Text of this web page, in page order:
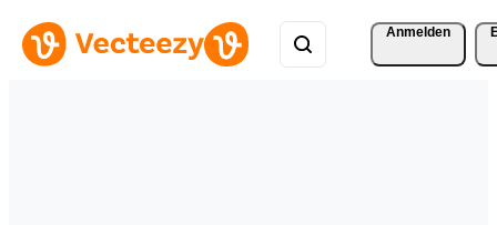
Anmelden